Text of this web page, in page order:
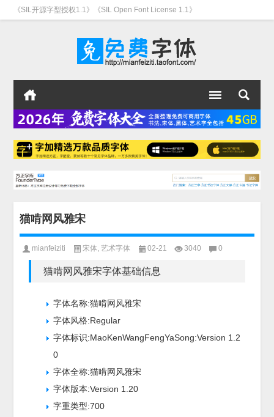
《SIL开源字型授权1.1》《SIL Open Font License 1.1》
猫啃网风雅宋
mianfeiziti 宋体 ,艺术字体 02-21 3040 0
猫啃网风雅宋字体基础信息
字体名称:猫啃网风雅宋
字体风格:Regular
字体标识:MaoKenWangFengYaSong:Version 1.2
0
字体全称:猫啃网风雅宋
字体版本:Version 1.20
字重类型:700